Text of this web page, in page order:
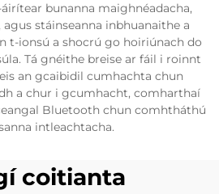
bunanna maighnéadacha,
stáinseanna inbhuanaithe a
t-ionsú a shocrú go hoiriúnach do
Tá gnéithe breise ar fáil i roinnt
an gcaibidil cumhachta chun
a chur i gcumhacht, comharthaí
Bluetooth chun comhtháthú
intleachtacha.
coitianta